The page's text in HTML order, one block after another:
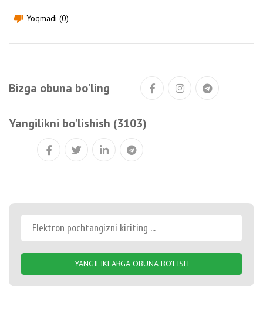
thumb_down Yoqmadi (0)
Bizga obuna bo'ling
Yangilikni bo'lishish (3103)
YANGILIKLARGA OBUNA BO'LISH